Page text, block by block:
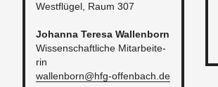
West­flü­gel, Raum 307
Jo­han­na Te­re­sa Wal­len­born
Wis­sen­schaft­li­che Mit­ar­bei­te­
rin
wallenborn@​hfg-​offenbach.​de